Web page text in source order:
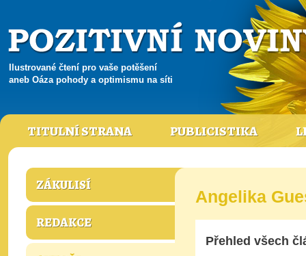
Ilustrované čtení pro vaše potěšení
aneb Oáza pohody a optimismu na síti
TITULNÍ STRANA PUBLICISTIKA
ZÁKULISÍ
REDAKCE
Angelika
Přehled všech